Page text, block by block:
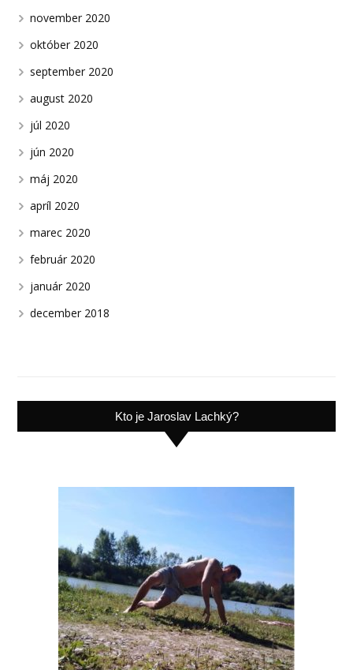
november 2020
október 2020
september 2020
august 2020
júl 2020
jún 2020
máj 2020
apríl 2020
marec 2020
február 2020
január 2020
december 2018
Kto je Jaroslav Lachký?